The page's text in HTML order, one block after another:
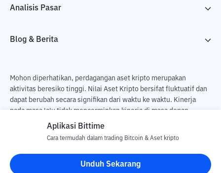
Analisis Pasar
Blog & Berita
Mohon diperhatikan, perdagangan aset kripto merupakan
aktivitas beresiko tinggi. Nilai Aset Kripto bersifat fluktuatif dan
dapat berubah secara signifikan dari waktu ke waktu. Kinerja
pada masa lalu tidak mencerminkan kinerja di masa depan.
Terdapat risiko kehilangan sebagai dampak dari membeli dan
pengguna. PT Utama Aset Digital Indonesia (Bittime) tidak
bertanggung jawab atas perubahan fluktuasi dari nilai tukar Aset
Kripto.
Aplikasi Bittime
Cara termudah dalam trading Bitcoin & Aset kripto
Unduh Sekarang